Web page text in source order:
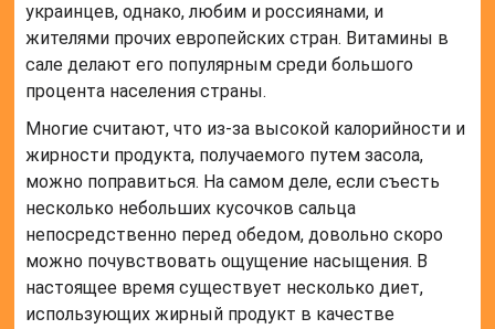
украинцев, однако, любим и россиянами, и
жителями прочих европейских стран. Витамины в
сале делают его популярным среди большого
процента населения страны.
Многие считают, что из-за высокой калорийности и
жирности продукта, получаемого путем засола,
можно поправиться. На самом деле, если съесть
несколько небольших кусочков сальца
непосредственно перед обедом, довольно скоро
можно почувствовать ощущение насыщения. В
настоящее время существует несколько диет,
использующих жирный продукт в качестве